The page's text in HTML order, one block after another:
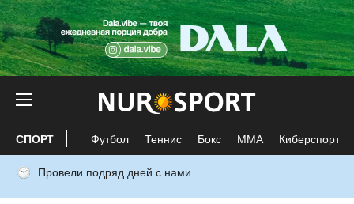
СПОРТ Футбол Теннис Бокс ММА Киберспорт
Провели подряд дней с нами